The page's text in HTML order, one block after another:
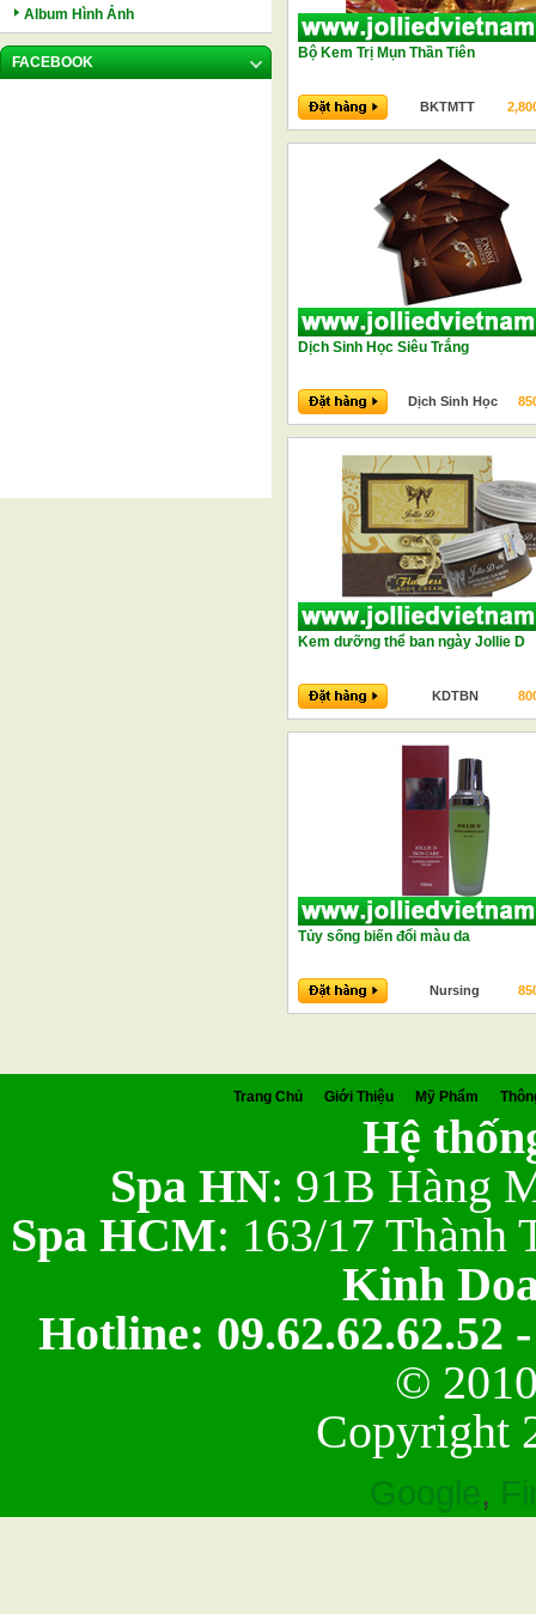
Album Hình Ảnh
FACEBOOK
Bộ Kem Trị Mụn Thần Tiên
BKTMTT
Dịch Sinh Học Siêu Trắng
Dịch Sinh Học
Kem dưỡng thể ban ngày Jollie D
KDTBN
Tủy sống biến đổi màu da
Nursing
Trang Chủ Giới Thiệu Mỹ Phẩm
Hệ
Spa HN: 91B Hàng
Spa HCM: 163/17 Thành
Kinh
Hotline: 09.62.62.62.52
©
Copyright
Google,